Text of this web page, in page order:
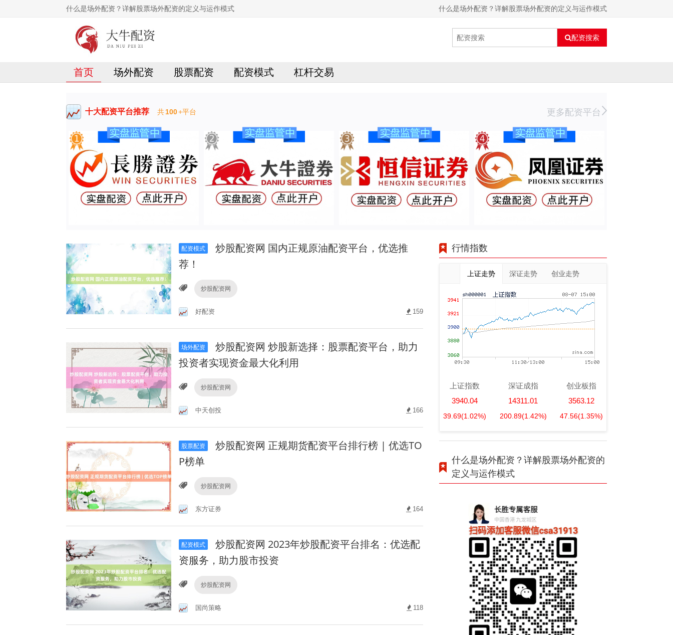
什么是场外配资？详解股票场外配资的定义与运作模式 什么是场外配资？详解股票场外配资的定义与运作模式
配资搜索
首页 场外配资 股票配资 配资模式 杠杆交易
十大配资平台推荐 共100+平台 更多配资平台
配资模式
炒股配资网 国内正规原油配资平台，优选推
荐！
炒股配资网
好配资 159
场外配资
炒股配资网 炒股新选择：股票配资平台，助力
投资者实现资金最大化利用
炒股配资网
中天创投 166
股票配资
炒股配资网 正规期货配资平台排行榜 | 优选TO
P榜单
炒股配资网
东方证券 164
配资模式
炒股配资网 2023年炒股配资平台排名：优选配
资服务，助力股市投资
炒股配资网
国尚策略 118
行情指数
上证走势 深证走势 创业走势
上证指数
3940.04
39.69(1.02%)
深证成指
14311.01
200.89(1.42%)
创业板指
3563.12
47.56(1.35%)
什么是场外配资？详解股票场外配资的
定义与运作模式